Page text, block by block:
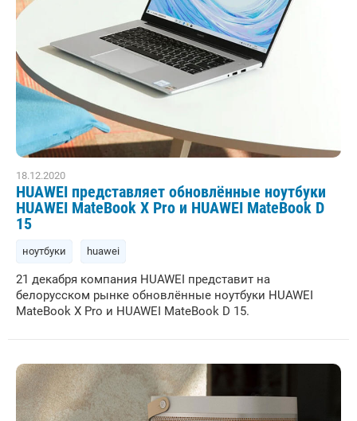
18.12.2020
HUAWEI представляет обновлённые ноутбуки
HUAWEI MateBook X Pro и HUAWEI MateBook D
15
ноутбуки huawei
21 декабря компания HUAWEI представит на
белорусском рынке обновлённые ноутбуки HUAWEI
MateBook X Pro и HUAWEI MateBook D 15.